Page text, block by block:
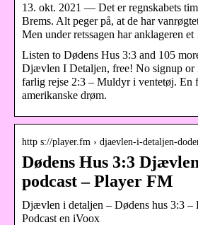
13. okt. 2021 — Det er regnskabets
Brems. Alt peger på, at de har
Men under retssagen har anklageren
Listen to Dødens Hus 3:3 and 105
Djævlen I Detaljen, free! No signup or
farlig rejse 2:3 – Muldyr i ventetøj. En
amerikanske drøm.
http s://player.fm › djaevlen-i-detaljen-
Dødens Hus 3:3
podcast – Player FM
Djævlen i detaljen – Dødens hus 3:3
Podcast en iVoox